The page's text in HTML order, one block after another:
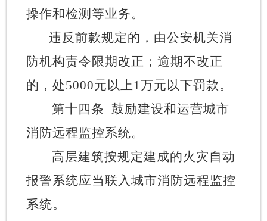
操作和检测等业务。
违反前款规定的， 由公安机关消
防机构责令限期改正；逾期不改正
的，处5000元以上1万元以下罚款。
第十四条 鼓励建设和运营城市
消防远程监控系统。
高层建筑按规定建成的火灾自动
报警系统应当联入城市消防远程监控
系统。